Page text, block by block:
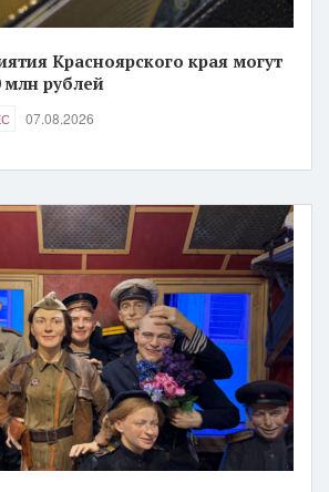
Красноярского края могут
млн рублей
07.08.2026